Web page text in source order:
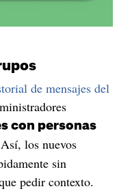
de mensajes del
con personas
los nuevos
sin
pedir contexto.